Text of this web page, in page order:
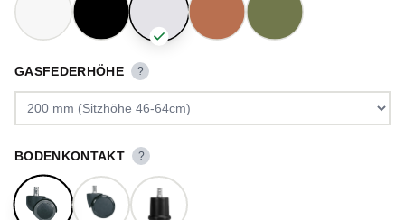
GASFEDERHÖHE ?
BODENKONTAKT ?